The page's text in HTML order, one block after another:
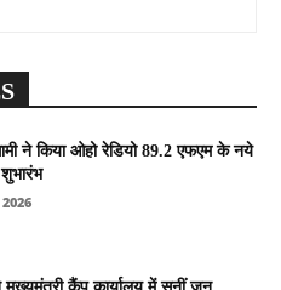
ने किया ओहो रेडियो 89.2 एफएम के नये